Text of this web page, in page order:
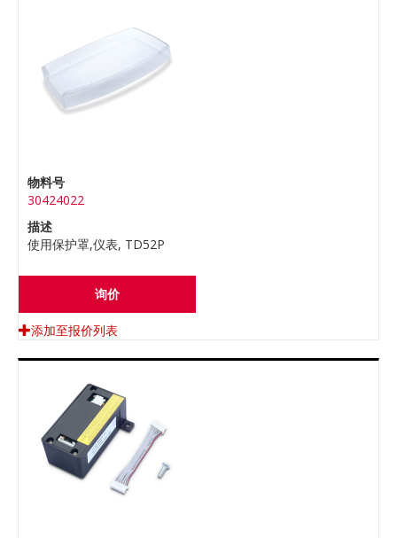
物料号
30424022
描述
使用保护罩,仪表, TD52P
询价
添加至报价列表